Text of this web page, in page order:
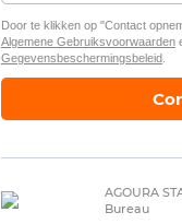
Door te klikken op "Contact
Algemene Gebruiksvoorwaarden
Gegevensbeschermingsbeleid
AGOURA
Bureau